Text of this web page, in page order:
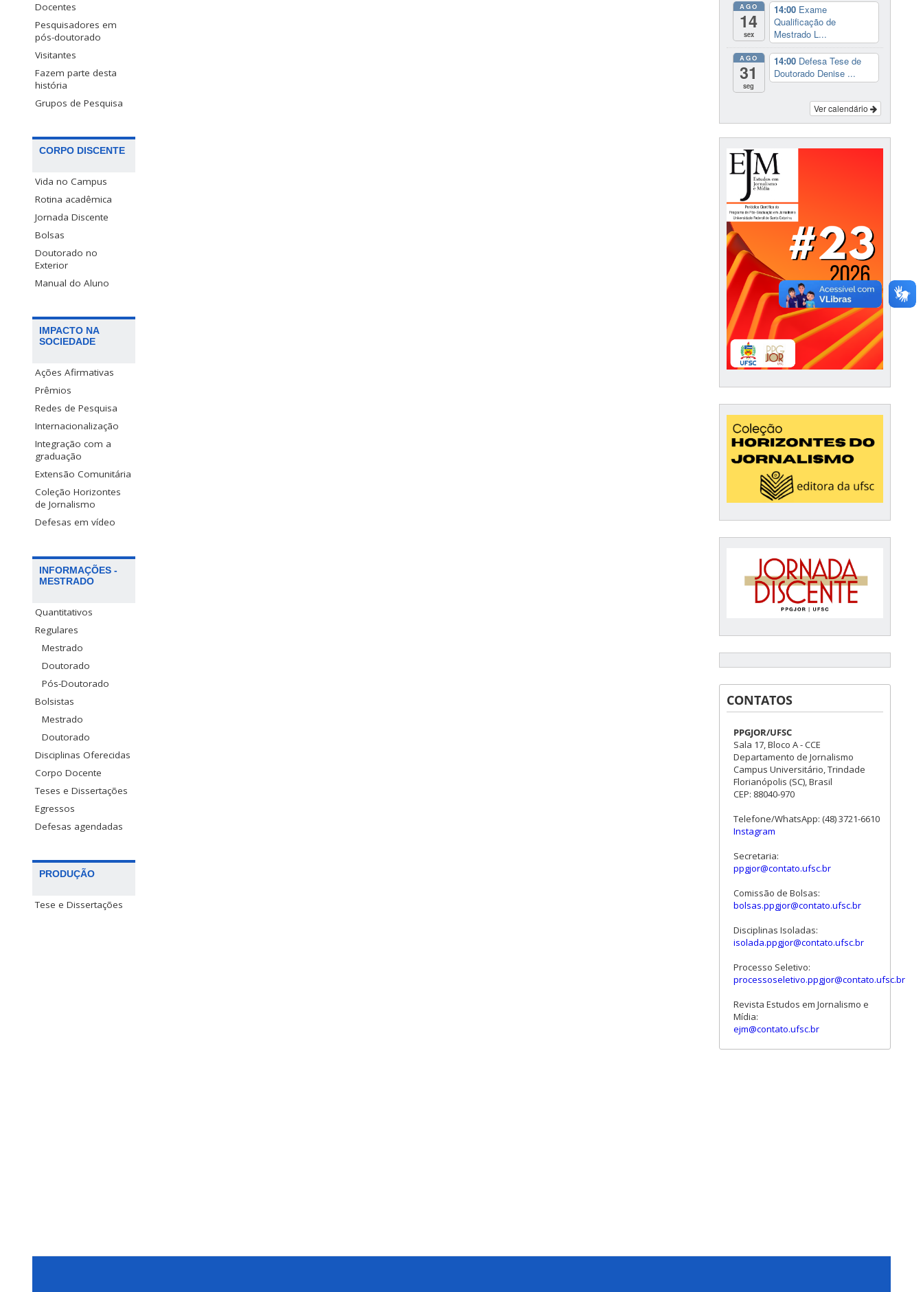
Docentes
Pesquisadores em
pós-doutorado
Visitantes
Fazem parte desta
história
Grupos de Pesquisa
CORPO DISCENTE
Vida no Campus
Rotina acadêmica
Jornada Discente
Bolsas
Doutorado no
Exterior
Manual do Aluno
IMPACTO NA
SOCIEDADE
Ações Afirmativas
Prêmios
Redes de Pesquisa
Internacionalização
Integração com a
graduação
Extensão Comunitária
Coleção Horizontes
de Jornalismo
Defesas em vídeo
INFORMAÇÕES -
MESTRADO
Quantitativos
Regulares
Mestrado
Doutorado
Pós-Doutorado
Bolsistas
Mestrado
Doutorado
Disciplinas Oferecidas
Corpo Docente
Teses e Dissertações
Egressos
Defesas agendadas
PRODUÇÃO
Tese e Dissertações
AGO
14
sex
14:00 Exame
Qualificação de
Mestrado L...
AGO
31
seg
14:00 Defesa Tese de
Doutorado Denise ...
Ver calendário
CONTATOS
PPGJOR/UFSC
Sala 17, Bloco A - CCE
Departamento de Jornalismo
Campus Universitário, Trindade
Florianópolis (SC), Brasil
CEP: 88040-970
Telefone/WhatsApp: (48) 3721-6610
Instagram
Secretaria:
ppgjor@contato.ufsc.br
Comissão de Bolsas:
bolsas.ppgjor@contato.ufsc.br
Disciplinas Isoladas:
isolada.ppgjor@contato.ufsc.br
Processo Seletivo:
processoseletivo.ppgjor@contato.ufsc.br
Revista Estudos em Jornalismo e
Mídia:
ejm@contato.ufsc.br